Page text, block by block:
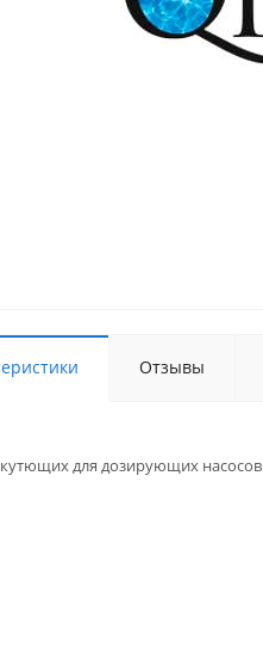
Отзывы
для дозирующих насосов